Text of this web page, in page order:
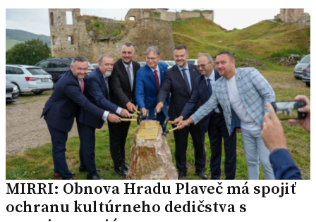
MIRRI: Obnova Hradu Plaveč má spojiť
ochranu kultúrneho dedičstva s